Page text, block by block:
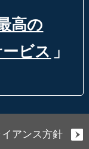
高の
ビス 」
アンス方針